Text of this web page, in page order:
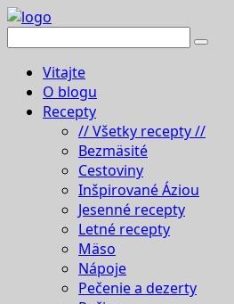
Vitajte
O blogu
Recepty
// Všetky recepty //
Bezmäsité
Cestoviny
Inšpirované Áziou
Jesenné recepty
Letné recepty
Mäso
Nápoje
Pečenie a dezerty